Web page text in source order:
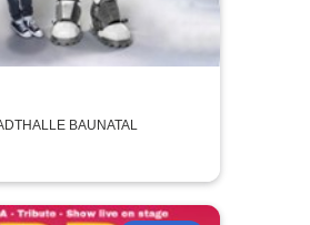
BAUNATAL